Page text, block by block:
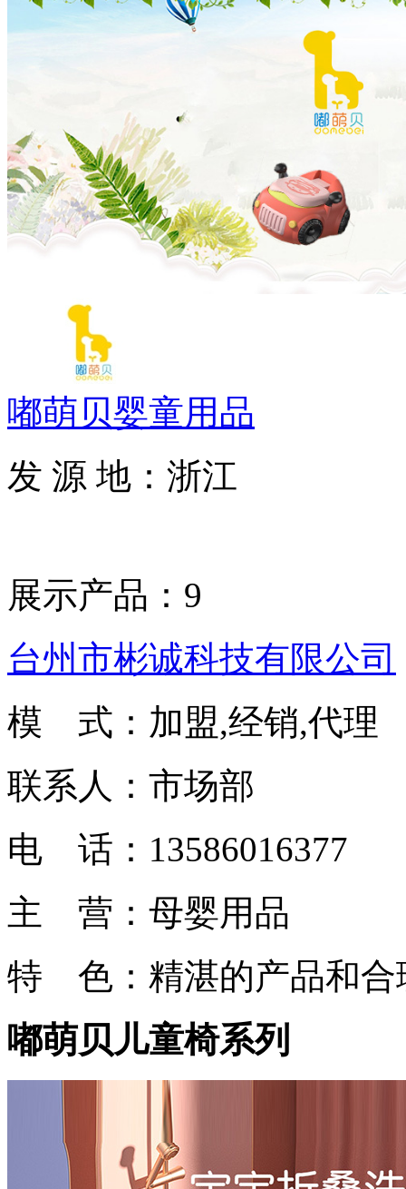
嘟萌贝婴童用品
发 源 地：浙江
展示产品：9
台州市彬诚科技有限公司
模 式：加盟,经销,代理
联系人：市场部
电 话：13586016377
主 营：母婴用品
特 色：精湛的产品和合
嘟萌贝儿童椅系列